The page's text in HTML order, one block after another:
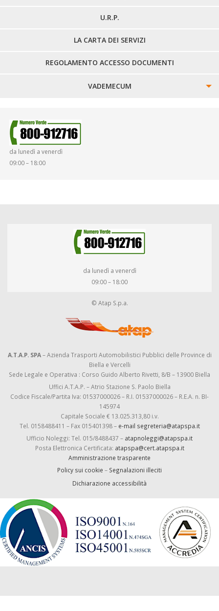
U.R.P.
LA CARTA DEI SERVIZI
REGOLAMENTO ACCESSO DOCUMENTI
VADEMECUM
SMARRIMENTO OGGETTI
da lunedì a venerdì
09:00 – 18:00
da lunedì a venerdì
09:00 – 18:00
© Atap S.p.a.
A.T.A.P. SPA– Azienda Trasporti Automobilistici Pubblici delle Province di
Biella e Vercelli
Sede Legale e Operativa : Corso Guido Alberto Rivetti, 8/B – 13900 Biella
Uffici A.T.A.P. – Atrio Stazione S. Paolo Biella
Codice Fiscale/Partita Iva: 01537000026 – R.I. 01537000026 – R.E.A. n. BI-
145974
Capitale Sociale € 13.025.313,80 i.v.
Tel. 0158488411 – Fax 015401398 – e-mail segreteria@atapspa.it
Ufficio Noleggi: Tel. 015/8488437 – atapnoleggi@atapspa.it
Posta Elettronica Certificata: atapspa@cert.atapspa.it
Amministrazione trasparente
Policy sui cookie – Segnalazioni illeciti
Dichiarazione accessibilità